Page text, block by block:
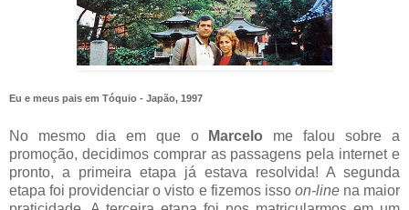
Eu e meus pais em Tóquio - Japão, 1997
No mesmo dia em que o Marcelo me falou sobre a
promoção, decidimos comprar as passagens pela internet e
pronto, a primeira etapa já estava resolvida! A segunda
etapa foi providenciar o visto e fizemos isso on-linena maior